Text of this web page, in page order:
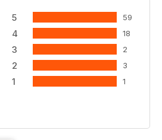
5 59
4 18
3 2
2 3
1 1